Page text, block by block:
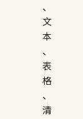
、
文
本
、
表
格
、
清